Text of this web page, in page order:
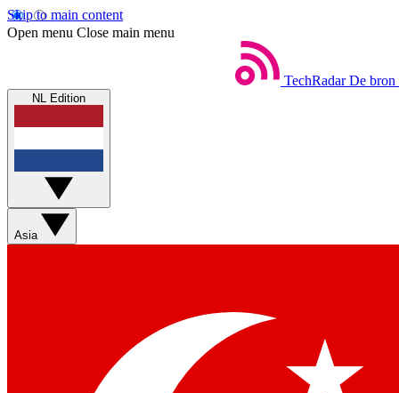
Skip to main content
Open menu Close main menu
TechRadar De bron
NL Edition
Asia